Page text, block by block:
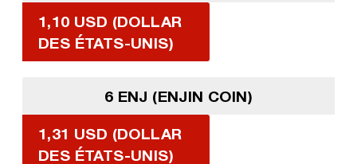
1,10 USD (DOLLAR
DES ÉTATS-UNIS)
6 ENJ (ENJIN COIN)
1,31 USD (DOLLAR
DES ÉTATS-UNIS)